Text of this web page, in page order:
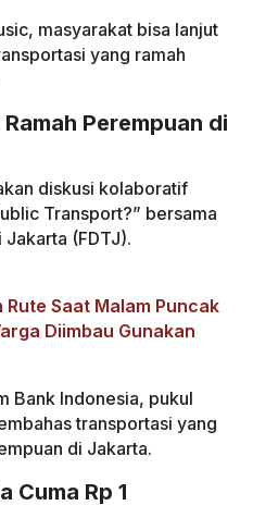
masyarakat bisa lanjut
yang ramah
Perempuan di
diskusi kolaboratif
Transport?” bersama
Jakarta (FDTJ).
Saat Malam Puncak
Diimbau Gunakan
Bank Indonesia, pukul
transportasi yang
di Jakarta.
Cuma Rp 1